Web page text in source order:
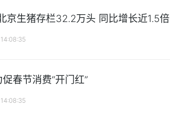
京生猪存栏32.2万头 同比增长近1.5倍
春节消费“开门红”